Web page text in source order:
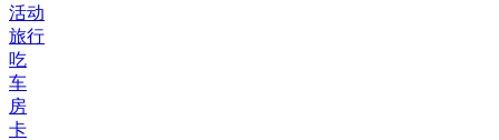
活动
旅行
吃
车
房
卡